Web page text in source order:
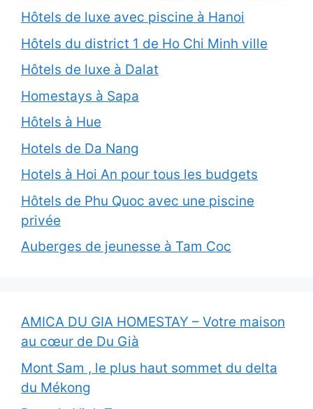
Hôtels de luxe avec piscine à Hanoi
Hôtels du district 1 de Ho Chi Minh ville
Hôtels de luxe à Dalat
Homestays à Sapa
Hôtels à Hue
Hotels de Da Nang
Hotels à Hoi An pour tous les budgets
Hôtels de Phu Quoc avec une piscine
privée
Auberges de jeunesse à Tam Coc
AMICA DU GIA HOMESTAY – Votre maison
au cœur de Du Già
Mont Sam , le plus haut sommet du delta
du Mékong